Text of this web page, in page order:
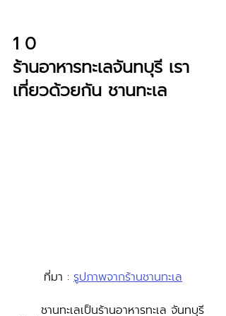
1 0
ร้านอาหารทะเลจันทบุรี เรา
เที่ยวด้วยกัน ชานทะเล
ที่มา : รูปภาพจากร้านชานทะเล